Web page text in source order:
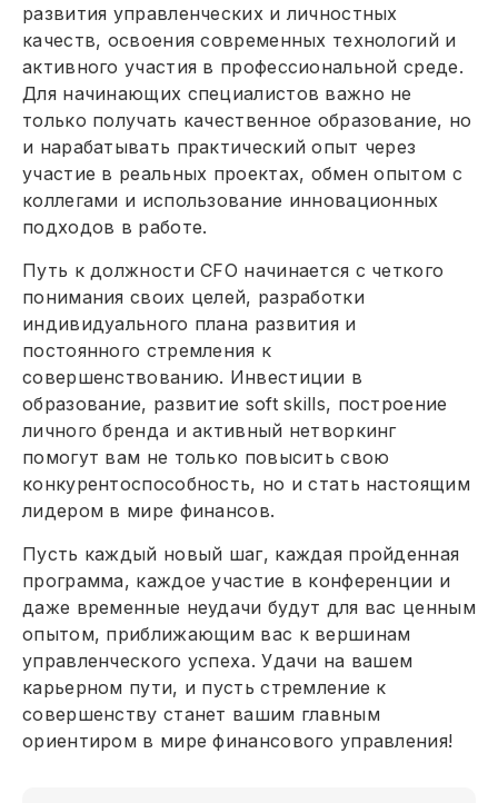
развития управленческих и личностных
качеств, освоения современных технологий и
активного участия в профессиональной среде.
Для начинающих специалистов важно не
только получать качественное образование, но
и нарабатывать практический опыт через
участие в реальных проектах, обмен опытом с
коллегами и использование инновационных
подходов в работе.
Путь к должности CFO начинается с четкого
понимания своих целей, разработки
индивидуального плана развития и
постоянного стремления к
совершенствованию. Инвестиции в
образование, развитие soft skills, построение
личного бренда и активный нетворкинг
помогут вам не только повысить свою
конкурентоспособность, но и стать настоящим
лидером в мире финансов.
Пусть каждый новый шаг, каждая пройденная
программа, каждое участие в конференции и
даже временные неудачи будут для вас ценным
опытом, приближающим вас к вершинам
управленческого успеха. Удачи на вашем
карьерном пути, и пусть стремление к
совершенству станет вашим главным
ориентиром в мире финансового управления!